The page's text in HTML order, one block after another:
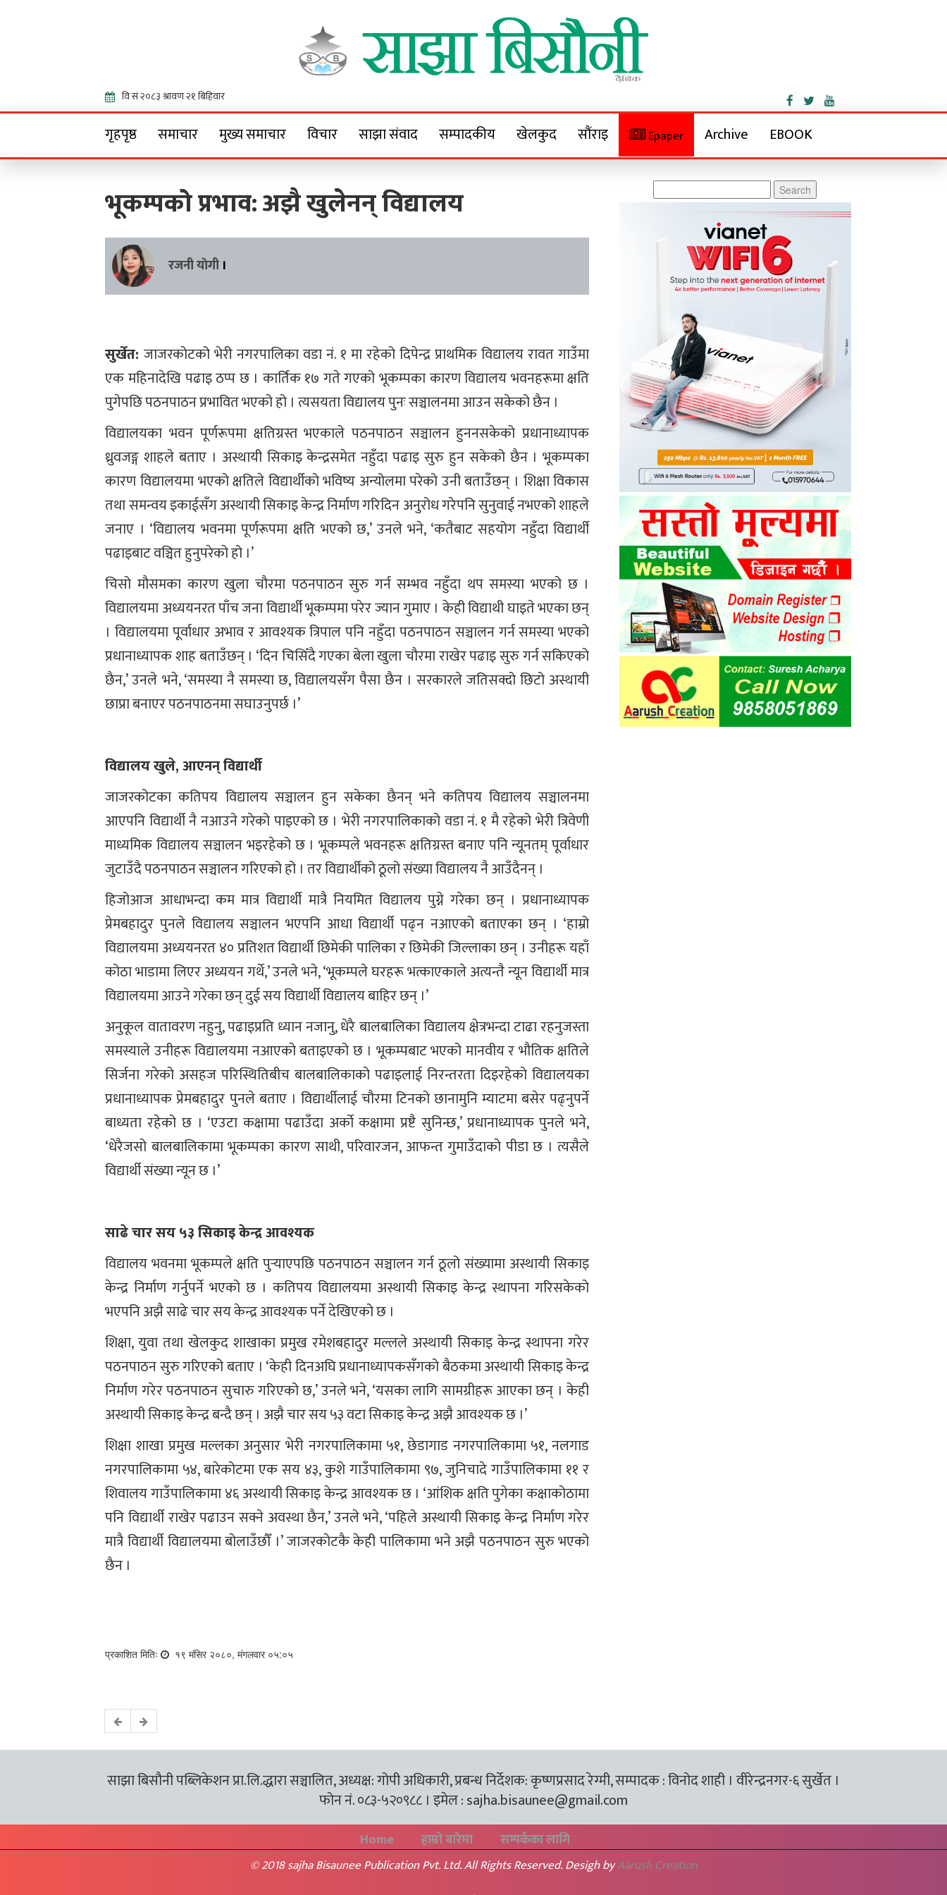
Sajha Bisaunee
गृहपृष्ठ समाचार मुख्य समाचार विचार साझा संवाद सम्पादकीय खेलकुद सौंराइ Epaper Archive EBOOK
भूकम्पको प्रभाव: अझै खुलेनन् विद्यालय
रजनी याेगी ।
सुर्खेत:जाजरकोटको भेरी नगरपालिका वडा नं. १ मा रहेको दिपेन्द्र प्राथमिक विद्यालय रावत गाउँमा
एक महिनादेखि पढाइ ठप्प छ । कार्तिक १७ गते गएको भूकम्पका कारण विद्यालय भवनहरूमा क्षति
पुगेपछि पठनपाठन प्रभावित भएको हो । त्यसयता विद्यालय पुनः सञ्चालनमा आउन सकेको छैन ।
विद्यालयका भवन पूर्णरूपमा क्षतिग्रस्त भएकाले पठनपाठन सञ्चालन हुननसकेको प्रधानाध्यापक
ध्रुवजङ्ग शाहले बताए । अस्थायी सिकाइ केन्द्रसमेत नहुँदा पढाइ सुरु हुन सकेको छैन । भूकम्पका
कारण विद्यालयमा भएको क्षतिले विद्यार्थीको भविष्य अन्योलमा परेको उनी बताउँछन् । शिक्षा विकास
तथा समन्वय इकाईसँग अस्थायी सिकाइ केन्द्र निर्माण गरिदिन अनुरोध गरेपनि सुनुवाई नभएको शाहले
जनाए । ‘विद्यालय भवनमा पूर्णरूपमा क्षति भएको छ,’ उनले भने, ‘कतैबाट सहयोग नहुँदा विद्यार्थी
पढाइबाट वञ्चित हुनुपरेको हो ।’
चिसो मौसमका कारण खुला चौरमा पठनपाठन सुरु गर्न सम्भव नहुँदा थप समस्या भएको छ ।
विद्यालयमा अध्ययनरत पाँच जना विद्यार्थी भूकम्पमा परेर ज्यान गुमाए । केही विद्याथी घाइते भएका छन्
। विद्यालयमा पूर्वाधार अभाव र आवश्यक त्रिपाल पनि नहुँदा पठनपाठन सञ्चालन गर्न समस्या भएको
प्रधानाध्यापक शाह बताउँछन् । ‘दिन चिसिँदै गएका बेला खुला चौरमा राखेर पढाइ सुरु गर्न सकिएको
छैन,’ उनले भने, ‘समस्या नै समस्या छ, विद्यालयसँग पैसा छैन । सरकारले जतिसक्दो छिटो अस्थायी
छाप्रा बनाएर पठनपाठनमा सघाउनुपर्छ ।’
विद्यालय खुले, आएनन् विद्यार्थी
जाजरकोटका कतिपय विद्यालय सञ्चालन हुन सकेका छैनन् भने कतिपय विद्यालय सञ्चालनमा
आएपनि विद्यार्थी नै नआउने गरेको पाइएको छ । भेरी नगरपालिकाको वडा नं. १ मै रहेको भेरी त्रिवेणी
माध्यमिक विद्यालय सञ्चालन भइरहेको छ । भूकम्पले भवनहरू क्षतिग्रस्त बनाए पनि न्यूनतम् पूर्वाधार
जुटाउँदै पठनपाठन सञ्चालन गरिएको हो । तर विद्यार्थीको ठूलो संख्या विद्यालय नै आउँदैनन् ।
हिजोआज आधाभन्दा कम मात्र विद्यार्थी मात्रै नियमित विद्यालय पुग्ने गरेका छन् । प्रधानाध्यापक
प्रेमबहादुर पुनले विद्यालय सञ्चालन भएपनि आधा विद्यार्थी पढ्न नआएको बताएका छन् । ‘हाम्रो
विद्यालयमा अध्ययनरत ४० प्रतिशत विद्यार्थी छिमेकी पालिका र छिमेकी जिल्लाका छन् । उनीहरू यहाँ
कोठा भाडामा लिएर अध्ययन गर्थे,’ उनले भने, ‘भूकम्पले घरहरू भत्काएकाले अत्यन्तै न्यून विद्यार्थी मात्र
विद्यालयमा आउने गरेका छन् दुई सय विद्यार्थी विद्यालय बाहिर छन् ।’
अनुकूल वातावरण नहुनु, पढाइप्रति ध्यान नजानु, धेरै बालबालिका विद्यालय क्षेत्रभन्दा टाढा रहनुजस्ता
समस्याले उनीहरू विद्यालयमा नआएको बताइएको छ । भूकम्पबाट भएको मानवीय र भौतिक क्षतिले
सिर्जना गरेको असहज परिस्थितिबीच बालबालिकाको पढाइलाई निरन्तरता दिइरहेको विद्यालयका
प्रधानाध्यापक प्रेमबहादुर पुनले बताए । विद्यार्थीलाई चौरमा टिनको छानामुनि म्याटमा बसेर पढ्नुपर्ने
बाध्यता रहेको छ । ‘एउटा कक्षामा पढाउँदा अर्को कक्षामा प्रष्टै सुनिन्छ,’ प्रधानाध्यापक पुनले भने,
‘धेरैजसो बालबालिकामा भूकम्पका कारण साथी, परिवारजन, आफन्त गुमाउँदाको पीडा छ । त्यसैले
विद्यार्थी संख्या न्यून छ ।’
साढे चार सय ५३ सिकाइ केन्द्र आवश्यक
विद्यालय भवनमा भूकम्पले क्षति पुर्‍याएपछि पठनपाठन सञ्चालन गर्न ठूलो संख्यामा अस्थायी सिकाइ
केन्द्र निर्माण गर्नुपर्ने भएको छ । कतिपय विद्यालयमा अस्थायी सिकाइ केन्द्र स्थापना गरिसकेको
भएपनि अझै साढे चार सय केन्द्र आवश्यक पर्ने देखिएको छ ।
शिक्षा, युवा तथा खेलकुद शाखाका प्रमुख रमेशबहादुर मल्लले अस्थायी सिकाइ केन्द्र स्थापना गरेर
पठनपाठन सुरु गरिएको बताए । ‘केही दिनअघि प्रधानाध्यापकसँगको बैठकमा अस्थायी सिकाइ केन्द्र
निर्माण गरेर पठनपाठन सुचारु गरिएको छ,’ उनले भने, ‘यसका लागि सामग्रीहरू आएका छन् । केही
अस्थायी सिकाइ केन्द्र बन्दै छन् । अझै चार सय ५३ वटा सिकाइ केन्द्र अझै आवश्यक छ ।’
शिक्षा शाखा प्रमुख मल्लका अनुसार भेरी नगरपालिकामा ५१, छेडागाड नगरपालिकामा ५१, नलगाड
नगरपालिकामा ५४, बारेकोटमा एक सय ४३, कुशे गाउँपालिकामा ९७, जुनिचादे गाउँपालिकामा ११ र
शिवालय गाउँपालिकामा ४६ अस्थायी सिकाइ केन्द्र आवश्यक छ । ‘आंशिक क्षति पुगेका कक्षाकोठामा
पनि विद्यार्थी राखेर पढाउन सक्ने अवस्था छैन,’ उनले भने, ‘पहिले अस्थायी सिकाइ केन्द्र निर्माण गरेर
मात्रै विद्यार्थी विद्यालयमा बोलाउँछौँ ।’ जाजरकोटकै केही पालिकामा भने अझै पठनपाठन सुरु भएको
छैन ।
प्रकाशित मितिः १९ मंसिर २०८०, मंगलवार ०५:०५
for:
साझा बिसौनी पब्लिकेशन प्रा.लि.द्धारा सञ्चालित, अध्यक्ष: गोपी अधिकारी, प्रबन्ध निर्देशक: कृष्णप्रसाद रेग्मी, सम्पादक : विनोद शाही । वीरेन्द्रनगर-६ सुर्खेत ।
फोन नं. ०८३-५२०९८८ । इमेल :sajha.bisaunee@gmail.com
Home हाम्रो बारेमा सम्पर्कका लागि
© 2018 sajha Bisaunee Publication Pvt. Ltd. All Rights Reserved. Desigh byAarush Creation